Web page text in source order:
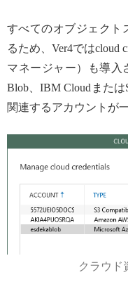
すべてのオブジェクト
るため、Ver4ではcloud
マネージャー）も導入
Blob、IBM Cloudまた
関連するアカウントが
クラウド